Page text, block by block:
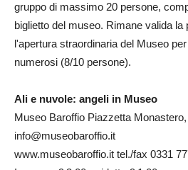
gruppo di massimo 20 persone,
biglietto del museo. Rimane valida la
l'apertura straordinaria del Museo
numerosi (8/10 persone).
Ali e nuvole: angeli in Museo
Museo Baroffio Piazzetta
info@museobaroffio.it
www.museobaroffio.it tel./fax 0331